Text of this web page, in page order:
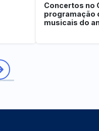
Concertos no
programação
musicais do